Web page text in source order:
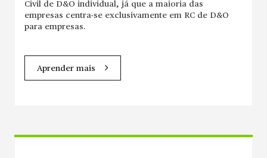
Civil de D&O individual, já que a maioria das
empresas centra-se exclusivamente em RC de D&O
para empresas.
Aprender mais